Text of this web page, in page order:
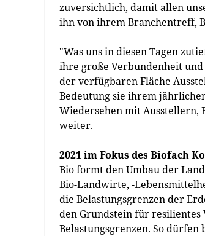
zuversichtlich, damit allen
ihn von ihrem Branchentreff,
"Was uns in diesen Tagen
ihre große Verbundenheit
der verfügbaren Fläche
Bedeutung sie ihrem
Wiedersehen mit Ausstellern,
weiter.
2021 im Fokus des Biofach
Bio formt den Umbau der
Bio-Landwirte, -
die Belastungsgrenzen der
den Grundstein für resilientes
Belastungsgrenzen. So